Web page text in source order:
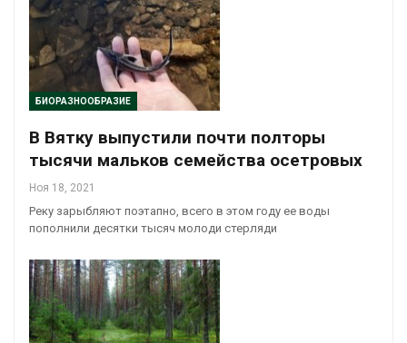
БИОРАЗНООБРАЗИЕ
В Вятку выпустили почти полторы
тысячи мальков семейства осетровых
Ноя 18, 2021
Реку зарыбляют поэтапно, всего в этом году ее воды
пополнили десятки тысяч молоди стерляди